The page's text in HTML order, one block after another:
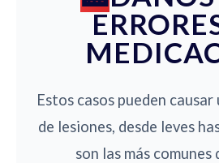
Estos casos pueden causar
de lesiones, desde leves
son las más comunes